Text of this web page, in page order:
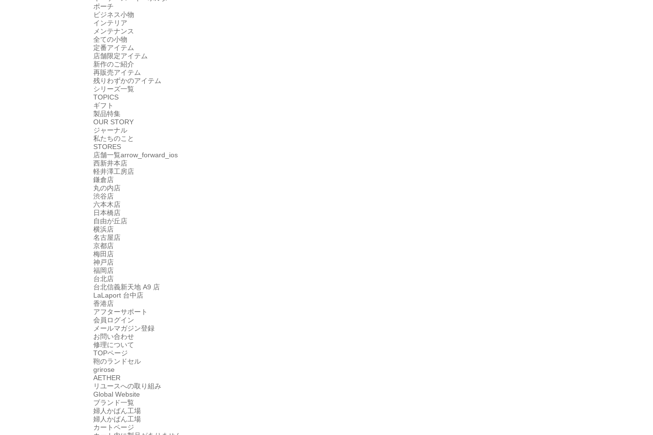
ポーチ
ビジネス小物
インテリア
メンテナンス
全ての小物
定番アイテム
店舗限定アイテム
新作のご紹介
再販売アイテム
残りわずかのアイテム
シリーズ一覧
TOPICS
ギフト
製品特集
OUR STORY
ジャーナル
私たちのこと
STORES
店舗一覧arrow_forward_ios
西新井本店
軽井澤工房店
鎌倉店
丸の内店
渋谷店
六本木店
日本橋店
自由が丘店
横浜店
名古屋店
京都店
梅田店
神戸店
福岡店
台北店
台北信義新天地 A9 店
LaLaport 台中店
香港店
アフターサポート
会員ログイン
メールマガジン登録
お問い合わせ
修理について
TOPページ
鞄のランドセル
grirose
AETHER
リユースへの取り組み
Global Website
ブランド一覧
婦人かばん工場
婦人かばん工場
カートページ